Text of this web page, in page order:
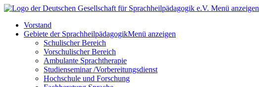
Menü anzeigen
Vorstand
Gebiete der SprachheilpädagogikMenü anzeigen
Schulischer Bereich
Vorschulischer Bereich
Ambulante Sprachtherapie
Studienseminar /Vorbereitungsdienst
Hochschule und Forschung